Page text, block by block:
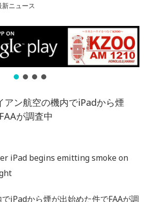
ニュース
アン航空の機内でiPadから煙
が調査中
iPad begins emitting smoke on
iPadから煙が出始めた件でFAAが調